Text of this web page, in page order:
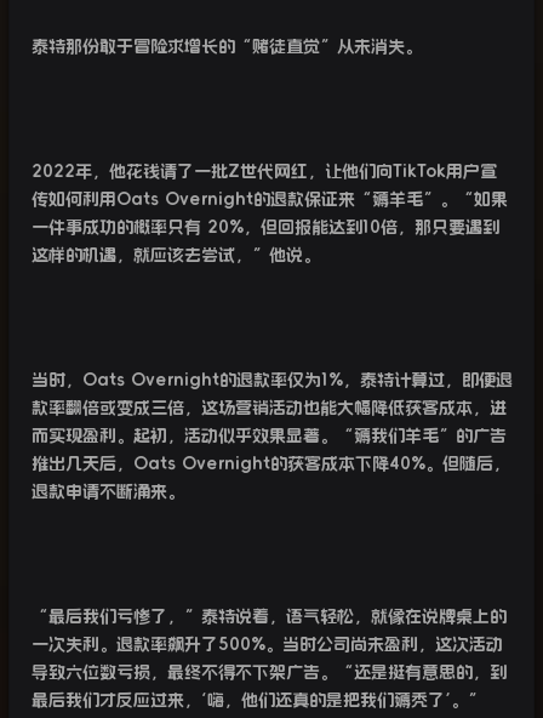
泰特那份敢于冒险求增长的“赌徒直觉”从未消失。
2022年，他花钱请了一批Z世代网红，让他们向TikTok用户宣
传如何利用 Oats Overnight的退款保证来“薅羊毛”。“如果
一件事成功的概率只有 20%，但回报能达到 10倍，那只要遇到
这样的机遇，就应该去尝试，”他说。
当时， Oats Overnight的退款率仅为1%，泰特计算过，即便退
款率翻倍或变成三倍，这场营销活动也能大幅降低获客成本，进
而实现盈利。起初，活动似乎效果显著。“薅我们羊毛”的广告
推出几天后，
Oats Overnight的获客成本下降40%。但随后，
退款申请不断涌来。
“最后我们亏惨了，”泰特说着，语气轻松，就像在说牌桌上的
一次失利。退款率飙升了 500%。当时公司尚未盈利，这次活动
导致六位数亏损，最终不得不下架广告。“还是挺有意思的，到
最后我们才反应过来，
‘ 嗨，他们还真的是把我们薅秃了 ’ 。”